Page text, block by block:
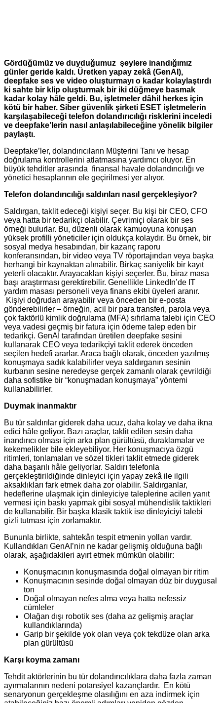
Gördüğümüz ve duyduğumuz şeylere inandığımız
günler geride kaldı. Üretken yapay zekâ (GenAI),
deepfake ses ve video oluşturmayı o kadar kolaylaştırdı
ki sahte bir klip oluşturmak bir iki düğmeye basmak
kadar kolay hâle geldi. Bu, işletmeler dâhil herkes için
kötü bir haber. Siber güvenlik şirketi ESET işletmelerin
karşılaşabileceği telefon dolandırıcılığı risklerini inceledi
ve deepfake’lerin nasıl anlaşılabileceğine yönelik bilgiler
paylaştı.
Deepfake’ler, dolandırıcıların Müşterini Tanı ve hesap
doğrulama kontrollerini atlatmasına yardımcı oluyor. En
büyük tehditler arasında finansal havale dolandırıcılığı ve
yönetici hesaplarının ele geçirilmesi yer alıyor.
Telefon dolandırıcılığı saldırıları nasıl gerçekleşiyor?
Saldırgan, taklit edeceği kişiyi seçer. Bu kişi bir CEO, CFO
veya hatta bir tedarikçi olabilir. Çevrimiçi olarak bir ses
örneği bulurlar. Bu, düzenli olarak kamuoyuna konuşan
yüksek profilli yöneticiler için oldukça kolaydır. Bu örnek, bir
sosyal medya hesabından, bir kazanç raporu
konferansından, bir video veya TV röportajından veya başka
herhangi bir kaynaktan alınabilir. Birkaç saniyelik bir kayıt
yeterli olacaktır. Arayacakları kişiyi seçerler. Bu, biraz masa
başı araştırması gerektirebilir. Genellikle LinkedIn’de IT
yardım masası personeli veya finans ekibi üyeleri aranır.
Kişiyi doğrudan arayabilir veya önceden bir e-posta
gönderebilirler – örneğin, acil bir para transferi, parola veya
çok faktörlü kimlik doğrulama (MFA) sıfırlama talebi için CEO
veya vadesi geçmiş bir fatura için ödeme talep eden bir
tedarikçi. GenAI tarafından üretilen deepfake sesini
kullanarak CEO veya tedarikçiyi taklit ederek önceden
seçilen hedefi ararlar. Araca bağlı olarak, önceden yazılmış
konuşmaya sadık kalabilirler veya saldırganın sesinin
kurbanın sesine neredeyse gerçek zamanlı olarak çevrildiği
daha sofistike bir “konuşmadan konuşmaya” yöntemi
kullanabilirler.
Duymak inanmaktır
Bu tür saldırılar giderek daha ucuz, daha kolay ve daha ikna
edici hâle geliyor. Bazı araçlar, taklit edilen sesin daha
inandırıcı olması için arka plan gürültüsü, duraklamalar ve
kekemelikler bile ekleyebiliyor. Her konuşmacıya özgü
ritimleri, tonlamaları ve sözel tikleri taklit etmede giderek
daha başarılı hâle geliyorlar. Saldırı telefonla
gerçekleştirildiğinde dinleyici için yapay zekâ ile ilgili
aksaklıkları fark etmek daha zor olabilir. Saldırganlar,
hedeflerine ulaşmak için dinleyiciye taleplerine acilen yanıt
vermesi için baskı yapmak gibi sosyal mühendislik taktikleri
de kullanabilir. Bir başka klasik taktik ise dinleyiciyi talebi
gizli tutması için zorlamaktır.
Bununla birlikte, sahtekârı tespit etmenin yolları vardır.
Kullandıkları GenAI’nin ne kadar gelişmiş olduğuna bağlı
olarak, aşağıdakileri ayırt etmek mümkün olabilir:
Konuşmacının konuşmasında doğal olmayan bir ritim
Konuşmacının sesinde doğal olmayan düz bir duygusal
ton
Doğal olmayan nefes alma veya hatta nefessiz
cümleler
Olağan dışı robotik ses (daha az gelişmiş araçlar
kullandıklarında)
Garip bir şekilde yok olan veya çok tekdüze olan arka
plan gürültüsü
Karşı koyma zamanı
Tehdit aktörlerinin bu tür dolandırıcılıklara daha fazla zaman
ayırmalarının nedeni potansiyel kazançlardır. En kötü
senaryonun gerçekleşme olasılığını en aza indirmek için